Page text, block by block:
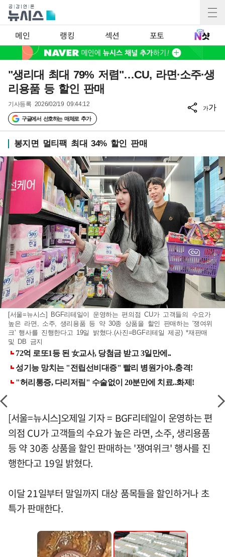
메인 랭킹 섹션 포토
"생리대 최대 79% 저렴"…CU, 라면·소주·생
리용품 등 할인 판매
기사등록 2026/02/19 09:44:12
구글에서 선호하는 매체로 추가
가가
봉지면 멀티팩 최대 34% 할인 판매
[서울=뉴시스] BGF리테일이 운영하는 편의점 CU가 고객들의 수요가
높은 라면, 소주, 생리용품 등 약 30종 상품을 할인 판매하는 '쟁여위
크' 행사를 진행한다고 19일 밝혔다.(사진=BGF리테일 제공) *재판매
및 DB 금지
[서울=뉴시스]오제일 기자 = BGF리테일이 운영하는 편
의점 CU가 고객들의 수요가 높은 라면, 소주, 생리용품
등 약 30종 상품을 할인 판매하는 '쟁여위크' 행사를 진
행한다고 19일 밝혔다.
이달 21일부터 말일까지 대상 품목들을 할인하거나 초
특가 판매한다.